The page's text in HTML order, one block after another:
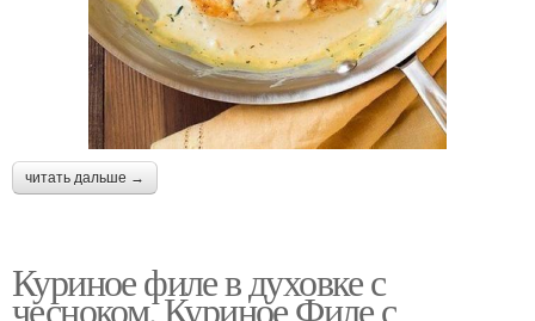
читать дальше →
Куриное филе в духовке с
чесноком. Куриное Филе с